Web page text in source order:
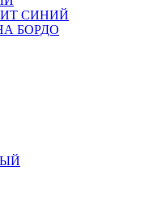
СИНИЙ
БОРДО